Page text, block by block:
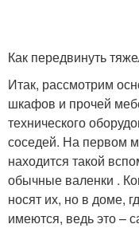
Как передвинуть
Итак, рассмотрим
шкафов и прочей
технического
соседей. На первом
находится такой
обычные валенки .
носят их, но в доме,
имеются, ведь это –